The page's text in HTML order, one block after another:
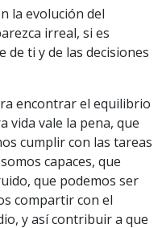
la evolución del
irreal, si es
de ti y de las decisiones
encontrar el equilibrio
vida vale la pena, que
cumplir con las tareas
capaces, que
que podemos ser
compartir con el
y así contribuir a que